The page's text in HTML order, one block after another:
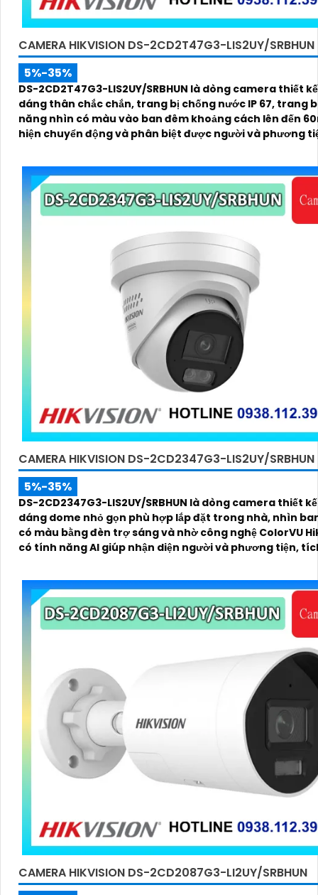
CAMERA HIKVISION DS-2CD2T47G3-LIS2UY/SRBHUN
5%-35%
DS-2CD2T47G3-LIS2UY/SRBHUN là dòng camera thiết
dáng thân chắc chắn, trang bị chống nước IP 67, trang bị khả
năng nhìn có màu vào ban đêm khoảng cách lên đến
hiện chuyển động và phân biệt được người và phương
CAMERA HIKVISION DS-2CD2347G3-LIS2UY/SRBHUN
5%-35%
DS-2CD2347G3-LIS2UY/SRBHUN là dòng camera thiết
dáng dome nhỏ gọn phù hợp lắp đặt trong nhà, nhìn
có màu bằng đèn trợ sáng và nhờ công nghệ ColorVU
có tính năng AI giúp nhận diện người và phương tiện,
CAMERA HIKVISION DS-2CD2087G3-LI2UY/SRBHUN